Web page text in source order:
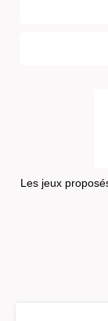
Les jeux